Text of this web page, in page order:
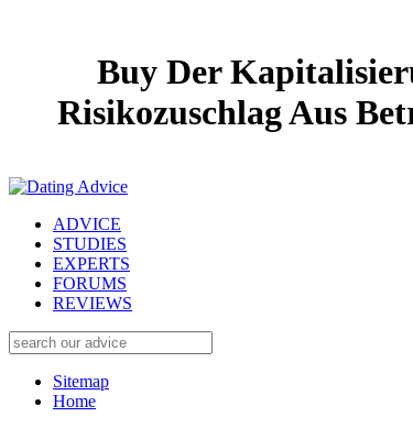
Buy Der
Risikozuschlag Aus
ADVICE
STUDIES
EXPERTS
FORUMS
REVIEWS
Sitemap
Home